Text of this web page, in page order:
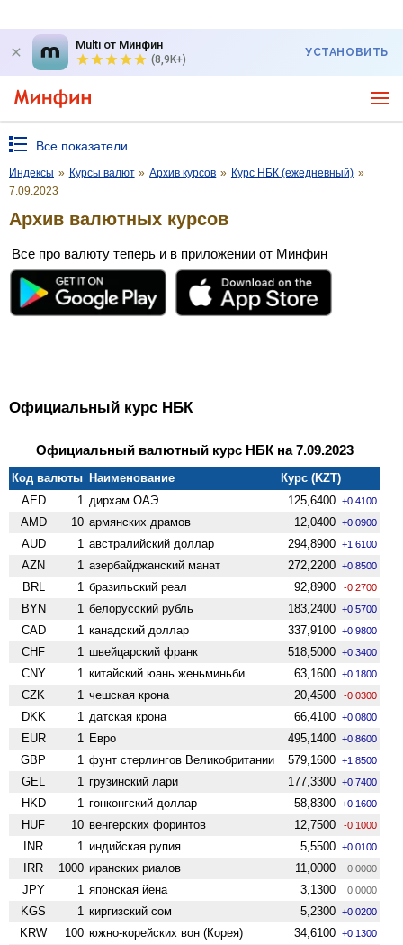
Multi от Минфин
(8,9K+)
УСТАНОВИТЬ
Все показатели
Индексы » Курсы валют » Архив курсов » Курс НБК (ежедневный) »
7.09.2023
Архив валютных курсов
Все про валюту теперь и в приложении от Минфин
Официальный курс НБК
Официальный валютный курс НБК на 7.09.2023
Код валюты Наименование
Курс (KZT)
AED
1 дирхам ОАЭ 125,6400 +0.4100
AMD 10 армянских драмов 12,0400 +0.0900
AUD 1 австралийский доллар 294,8900 +1.6100
AZN 1 азербайджанский манат 272,2200 +0.8500
BRL 1 бразильский реал 92,8900 -0.2700
BYN 1 белорусский рубль 183,2400 +0.5700
CAD 1 канадский доллар 337,9100 +0.9800
CHF 1 швейцарский франк 518,5000 +0.3400
CNY 1 китайский юань женьминьби 63,1600 +0.1800
CZK 1 чешская крона 20,4500 -0.0300
DKK 1 датская крона 66,4100 +0.0800
EUR 1 Евро 495,1400 +0.8600
GBP 1 фунт стерлингов Велико­британии 579,1600 +1.8500
GEL 1 грузинский лари 177,3300 +0.7400
HKD 1 гонконгский доллар 58,8300 +0.1600
HUF 10 венгерских форинтов 12,7500 -0.1000
INR 1 индийская рупия 5,5500 +0.0100
IRR 1000 иранских риалов 11,0000 0.0000
JPY 1 японская йена 3,1300 0.0000
KGS 1 киргизский сом 5,2300 +0.0200
KRW 100 южно-корейских вон (Корея) 34,6100 +0.1300